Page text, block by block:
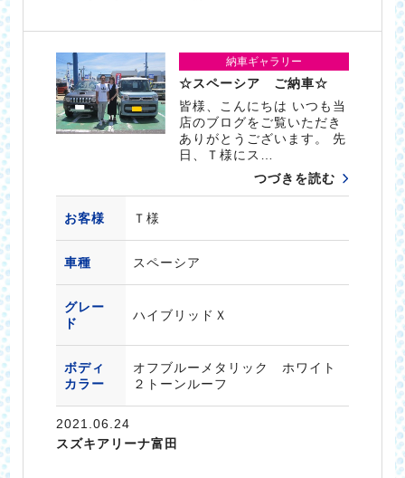
納車ギャラリー
☆スペーシア ご納車☆
皆様、こんにちは いつも当
店のブログをご覧いただき
ありがとうございます。 先
日、Ｔ様にス…
つづきを読む
お客様 Ｔ様
車種 スペーシア
グレー
ド
ハイブリッドＸ
ボディ
カラー
オフブルーメタリック ホワイト
２トーンルーフ
2021.06.24
スズキアリーナ富田